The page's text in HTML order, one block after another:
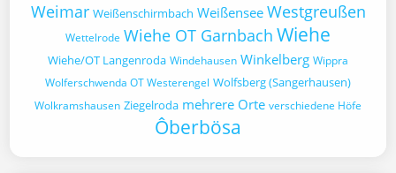
Weimar Weißenschirmbach Weißensee Westgreußen
Wettelrode Wiehe OT Garnbach Wiehe
Wiehe/OT Langenroda Windehausen Winkelberg Wippra
Wolferschwenda OT Westerengel Wolfsberg (Sangerhausen)
Wolkramshausen Ziegelroda mehrere Orte verschiedene Höfe
Ôberbösa